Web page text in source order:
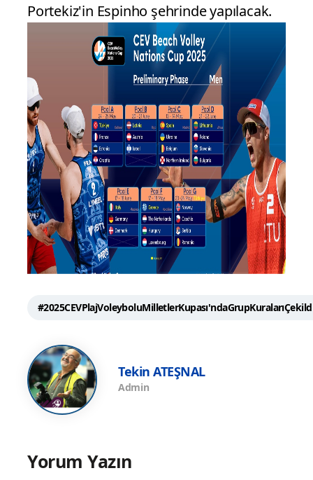
Portekiz'in Espinho şehrinde yapılacak.
Tekin ATEŞNAL
Admin
Yorum Yazın